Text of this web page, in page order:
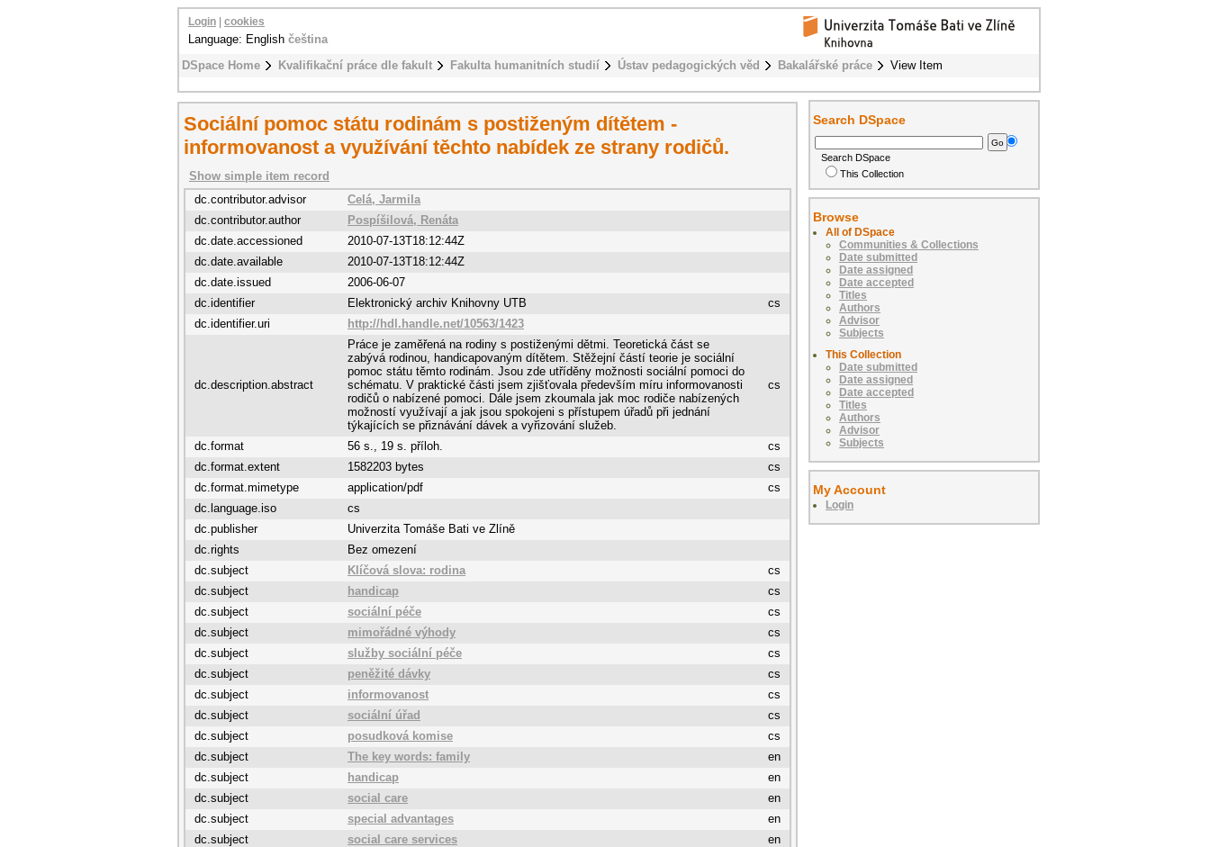
DSpace Home Kvalifikační práce dle fakult Fakulta humanitních studií Ústav pedagogických věd Bakalářské práce View Item
Login cookies
Language: English čeština
Sociální pomoc státu rodinám s postiženým dítětem -
informovanost a využívání těchto nabídek ze strany rodičů.
Show simple item record
dc.contributor.advisor
Celá, Jarmila
dc.contributor.author
Pospíšilová, Renáta
dc.date.accessioned
2010-07-13T18:12:44Z
dc.date.available
2010-07-13T18:12:44Z
dc.date.issued
2006-06-07
dc.identifier
Elektronický archiv Knihovny UTB
cs
dc.identifier.uri
http://hdl.handle.net/10563/1423
dc.description.abstract
Práce je zaměřená na rodiny s postiženými dětmi. Teoretická část se
zabývá rodinou, handicapovaným dítětem. Stěžejní částí teorie je sociální
pomoc státu těmto rodinám. Jsou zde utříděny možnosti sociální pomoci do
schématu. V praktické části jsem zjišťovala především míru informovanosti
rodičů o nabízené pomoci. Dále jsem zkoumala jak moc rodiče nabízených
možností využívají a jak jsou spokojeni s přístupem úřadů při jednání
týkajících se přiznávání dávek a vyřizování služeb.
cs
dc.format 56 s., 19 s. příloh.
cs
dc.format.extent
1582203 bytes
cs
dc.format.mimetype
application/pdf
cs
dc.language.iso
cs
dc.publisher
Univerzita Tomáše Bati ve Zlíně
dc.rights
Bez omezení
dc.subject
Klíčová slova: rodina
cs
dc.subject
handicap
cs
dc.subject
sociální péče
cs
dc.subject
mimořádné výhody
cs
dc.subject
služby sociální péče
cs
dc.subject
peněžité dávky
cs
dc.subject
informovanost
cs
dc.subject
sociální úřad
cs
dc.subject
posudková komise
cs
dc.subject
The key words: family
en
dc.subject
handicap
en
dc.subject
social care
en
dc.subject
special advantages
en
dc.subject
social care services
en
Search DSpace
Search DSpace
This Collection
Browse
All of DSpace
Communities & Collections
Date submitted
Date assigned
Date accepted
Titles
Authors
Advisor
Subjects
This Collection
Date submitted
Date assigned
Date accepted
Titles
Authors
Advisor
Subjects
My Account
Login